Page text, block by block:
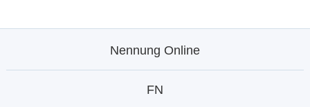
Nennung Online
FN